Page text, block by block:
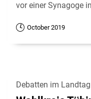
vor einer Synagoge
October 2019
Debatten im